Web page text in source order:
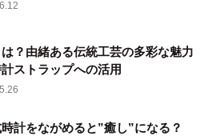
？由緒ある伝統工芸の多彩な魅力
ストラップへの活用
計をながめると”癒し”になる？